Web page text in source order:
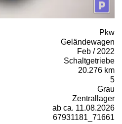
Pkw
Geländewagen
Feb / 2022
Schaltgetriebe
20.276 km
5
Grau
Zentrallager
ab ca. 11.08.2026
67931181_71661